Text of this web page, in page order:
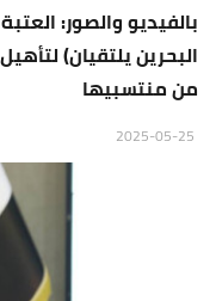
بالفيديو والصور:
البحرين يلتقيان)
من منتسبيها